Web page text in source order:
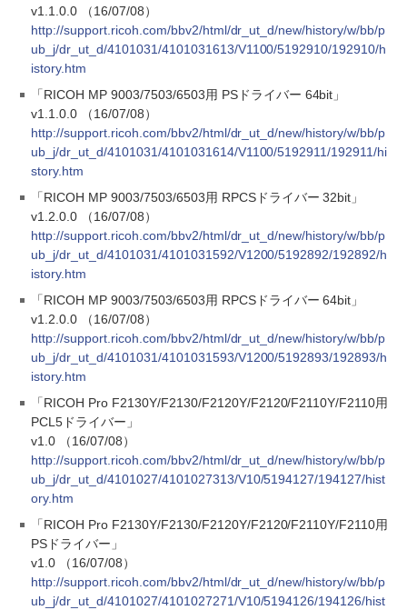
v1.1.0.0 （16/07/08）
http://support.ricoh.com/bbv2/html/dr_ut_d/new/history/w/bb/p
ub_j/dr_ut_d/4101031/4101031613/V1100/5192910/192910/h
istory.htm
「RICOH MP 9003/7503/6503用 PSドライバー 64bit」
v1.1.0.0 （16/07/08）
http://support.ricoh.com/bbv2/html/dr_ut_d/new/history/w/bb/p
ub_j/dr_ut_d/4101031/4101031614/V1100/5192911/192911/hi
story.htm
「RICOH MP 9003/7503/6503用 RPCSドライバー 32bit」
v1.2.0.0 （16/07/08）
http://support.ricoh.com/bbv2/html/dr_ut_d/new/history/w/bb/p
ub_j/dr_ut_d/4101031/4101031592/V1200/5192892/192892/h
istory.htm
「RICOH MP 9003/7503/6503用 RPCSドライバー 64bit」
v1.2.0.0 （16/07/08）
http://support.ricoh.com/bbv2/html/dr_ut_d/new/history/w/bb/p
ub_j/dr_ut_d/4101031/4101031593/V1200/5192893/192893/h
istory.htm
「RICOH Pro F2130Y/F2130/F2120Y/F2120/F2110Y/F2110用
PCL5ドライバー」
v1.0 （16/07/08）
http://support.ricoh.com/bbv2/html/dr_ut_d/new/history/w/bb/p
ub_j/dr_ut_d/4101027/4101027313/V10/5194127/194127/hist
ory.htm
「RICOH Pro F2130Y/F2130/F2120Y/F2120/F2110Y/F2110用
PSドライバー」
v1.0 （16/07/08）
http://support.ricoh.com/bbv2/html/dr_ut_d/new/history/w/bb/p
ub_j/dr_ut_d/4101027/4101027271/V10/5194126/194126/hist